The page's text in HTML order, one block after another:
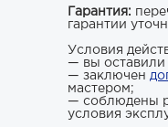
Гарантия:
гарантии
Условия
— вы оставили
— заключен
мастером;
— соблюдены
условия